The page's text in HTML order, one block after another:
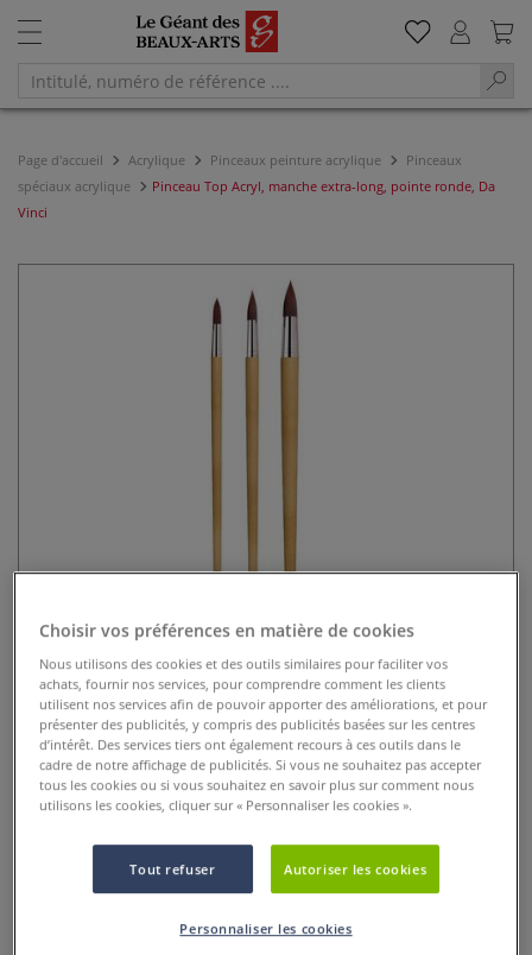
Page d'accueil Acrylique Pinceaux peinture acrylique
Pinceaux
spéciaux acrylique
Pinceau Top Acryl, manche extra-long, pointe ronde, Da
Vinci
Pinceau Top Acryl, manche extra-
long, pointe ronde, Da Vinci
0 Commentaires
durée de vie. Virole argentée. Manche extra-long 60 ou 100
Choisir vos préférences en matière de cookies
Nous utilisons des cookies et des outils similaires pour faciliter vos
achats, fournir nos services, pour comprendre comment les clients
utilisent nos services afin de pouvoir apporter des améliorations, et pour
présenter des publicités, y compris des publicités basées sur les centres
d’intérêt. Des services tiers ont également recours à ces outils dans le
cadre de notre affichage de publicités. Si vous ne souhaitez pas accepter
tous les cookies ou si vous souhaitez en savoir plus sur comment nous
utilisons les cookies, cliquer sur « Personnaliser les cookies ».
Tout refuser Autoriser les cookies
Personnaliser les cookies